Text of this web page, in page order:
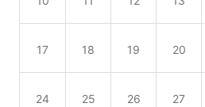
17 18 19 20
24 25 26 27